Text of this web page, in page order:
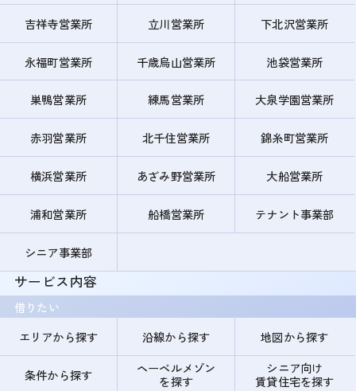
吉祥寺営業所 立川営業所 下北沢営業所
永福町営業所 千歳烏山営業所 池袋営業所
巣鴨営業所 練馬営業所 大泉学園営業所
赤羽営業所 北千住営業所 錦糸町営業所
横浜営業所 あざみ野営業所 大船営業所
浦和営業所 船橋営業所 テナント事業部
シニア事業部
サービス内容
借りたい
エリアから探す
沿線から探す 地図から探す
条件から探す
ヘーベルメゾン
を探す
シニア向け
賃貸住宅を探す